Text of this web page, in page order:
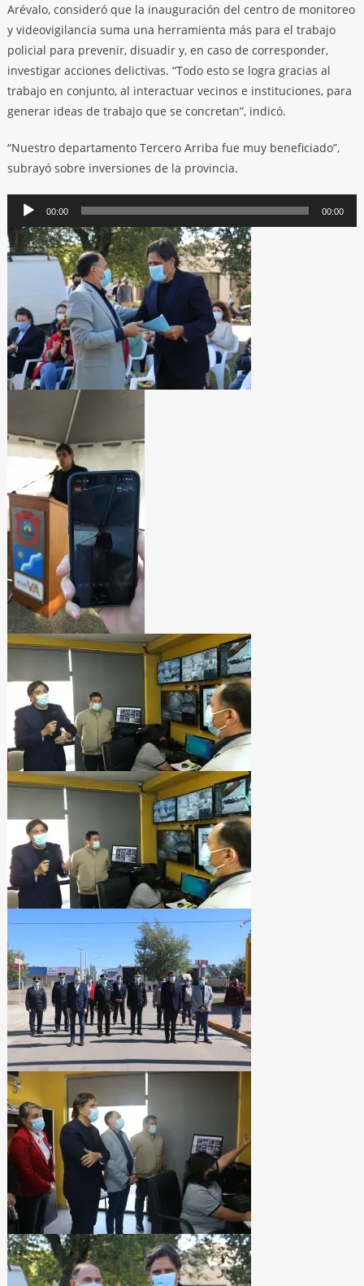
Arévalo, consideró que la inauguración del centro de monitoreo
y videovigilancia suma una herramienta más para el trabajo
policial para prevenir, disuadir y, en caso de corresponder,
investigar acciones delictivas. “Todo esto se logra gracias al
trabajo en conjunto, al interactuar vecinos e instituciones, para
generar ideas de trabajo que se concretan”, indicó.
“Nuestro departamento Tercero Arriba fue muy beneficiado”,
subrayó sobre inversiones de la provincia.
Reproductor
audio
00:00 00:00